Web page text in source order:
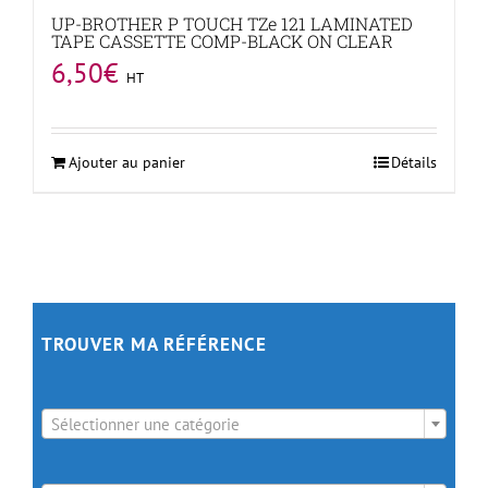
UP-BROTHER P TOUCH TZe 121 LAMINATED
TAPE CASSETTE COMP-BLACK ON CLEAR
6,50€ HT
Ajouter au panier Détails
TROUVER MA RÉFÉRENCE
Sélectionner une catégorie